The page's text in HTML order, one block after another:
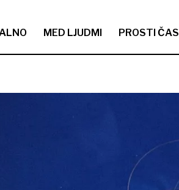
MED LJUDMI PROSTI ČAS